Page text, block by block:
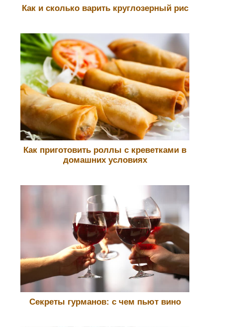
Как и сколько варить круглозерный рис
Как приготовить роллы с креветками в
домашних условиях
Секреты гурманов: с чем пьют вино